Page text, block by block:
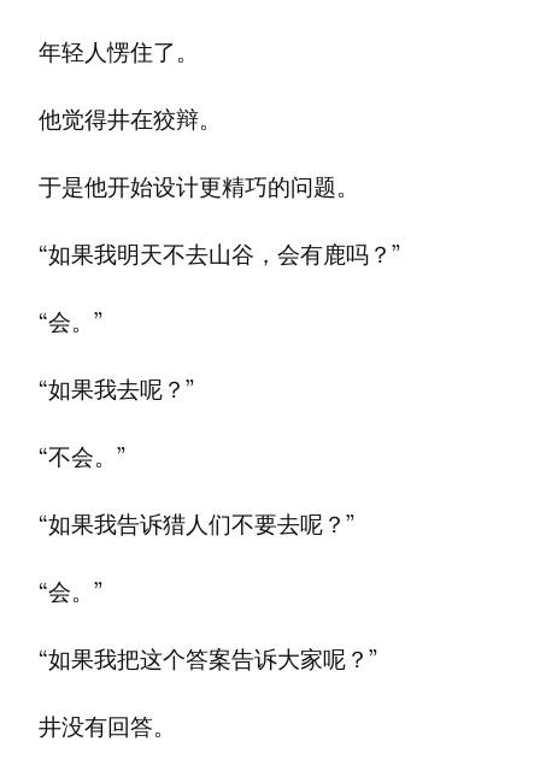
年轻人愣住了。
他觉得井在狡辩。
于是他开始设计更精巧的问题。
“如果我明天不去山谷，会有鹿吗？”
“会。”
“如果我去呢？”
“不会。”
“如果我告诉猎人们不要去呢？”
“会。”
“如果我把这个答案告诉大家呢？”
井没有回答。